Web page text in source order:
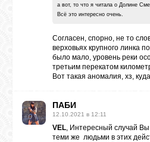
а вот, то что я читала о Долине
Всё это интересно очень.
Согласен, спорно, не то
верховьях крупного линка
было мало, уровень реки
третьим перекатом
Вот такая аномалия, хз,
ПAБИ
12.10.2021 в 12:11
VEL, Интересный случай Вы
теми же людьми в этих